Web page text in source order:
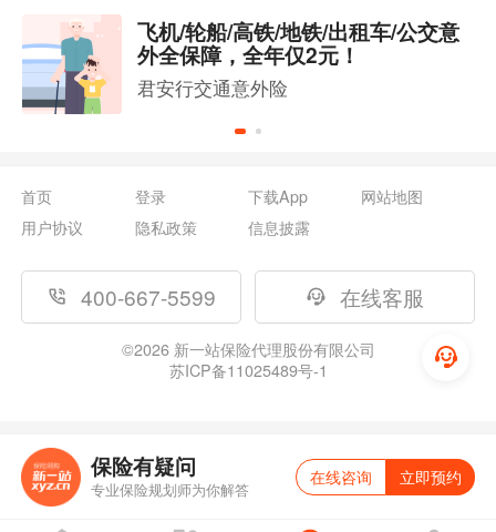
飞机/轮船/高铁/地铁/出租车/公交意
外全保障，全年仅2元！
君安行交通意外险
首页 登录 下载App
网站地图
用户协议
隐私政策 信息披露
400-667-5599 在线客服
©2026新一站保险代理股份有限公司
苏ICP备11025489号-1
保险有疑问
专业保险规划师为你解答
在线咨询 立即预约